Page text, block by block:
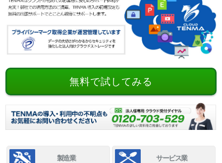
無料で試してみる
製造業 サービス業